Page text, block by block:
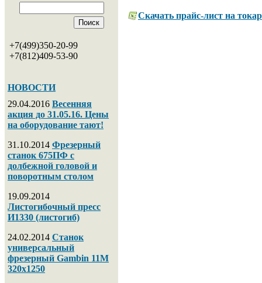
+7(499)350-20-99
+7(812)409-53-90
НОВОСТИ
29.04.2016 Весенняя
акция до 31.05.16. Цены
на оборудование тают!
31.10.2014 Фрезерный
станок 675ПФ с
долбежной головой и
поворотным столом
19.09.2014
Листогибочный пресс
И1330 (листогиб)
24.02.2014 Станок
универсальный
фрезерный Gambin 11M
320х1250
Скачать прайс-лист на